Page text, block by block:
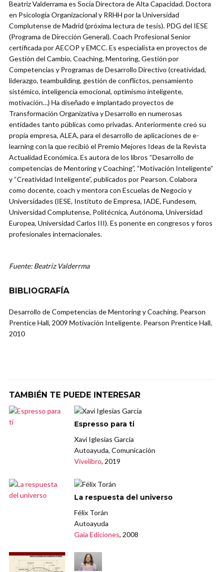
Beatriz Valderrama es Socia Directora de Alta Capacidad. Doctora
en Psicología Organizacional y RRHH por la Universidad
Complutense de Madrid (próxima lectura de tesis). PDG del IESE
(Programa de Dirección General). Coach Profesional Senior
certificada por AECOP y EMCC. Es especialista en proyectos de
Gestión del Cambio, Coaching, Mentoring, Gestión por
Competencias y Programas de Desarrollo Directivo (creatividad,
liderazgo, teambuilding, gestión de conflictos, pensamiento
sistémico, inteligencia emocional, optimismo inteligente,
motivación…) Ha diseñado e implantado proyectos de
Transformación Organizativa y Desarrollo en numerosas
entidades tanto públicas como privadas. Anteriormente creó su
propia empresa, ALEA, para el desarrollo de aplicaciones de e-
learning con la que recibió el Premio Mejores Ideas de la Revista
Actualidad Económica. Es autora de los libros “Desarrollo de
competencias de Mentoring y Coaching”, “Motivación Inteligente”
y “Creatividad Inteligente”, publicados por Pearson. Colabora
como docente, coach y mentora con Escuelas de Negocio y
Universidades (IESE, Instituto de Empresa, IADE, Fundesem,
Universidad Complutense, Politécnica, Autónoma, Universidad
Europea, Universidad Carlos III). Es ponente en congresos y foros
profesionales internacionales.
Fuente: Beatriz Valderrma
BIBLIOGRAFÍA
Desarrollo de Competencias de Mentoring y Coaching. Pearson
Prentice Hall, 2009 Motivación Inteligente. Pearson Prentice Hall,
2010
TAMBIÉN TE PUEDE INTERESAR
Espresso para ti
Xavi Iglesias García
Autoayuda, Comunicación
Vivelibro, 2019
La respuesta del universo
Félix Torán
Autoayuda
Gaia Ediciones, 2008